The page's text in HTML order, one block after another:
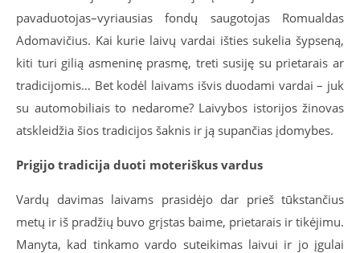
pavaduotojas–vyriausias fondų saugotojas Romualdas
Adomavičius. Kai kurie laivų vardai išties sukelia šypseną,
kiti turi gilią asmeninę prasmę, treti susiję su prietarais ar
tradicijomis… Bet kodėl laivams išvis duodami vardai – juk
su automobiliais to nedarome? Laivybos istorijos žinovas
atskleidžia šios tradicijos šaknis ir ją supančias įdomybes.
Prigijo tradicija duoti moteriškus vardus
Vardų davimas laivams prasidėjo dar prieš tūkstančius
metų ir iš pradžių buvo grįstas baime, prietarais ir tikėjimu.
Manyta, kad tinkamo vardo suteikimas laivui ir jo įgulai